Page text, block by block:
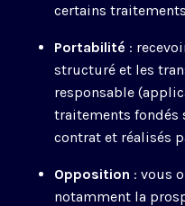
certains
Portabilité :
structuré et les
responsable
traitements fondés
contrat et réalisés
Opposition : vous
notamment la